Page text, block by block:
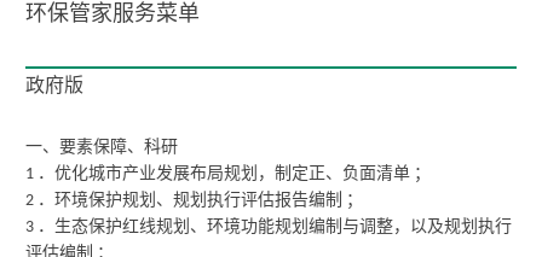
环保管家服务菜单
政府版
一、 要素保障、科研
1 ．优化城市产业发展布局规划，制定正、负面清单 ；
2 ．环境保护规划、规划执行评估报告编制 ；
3 ．生态保护红线规划、环境功能规划编制与调整，以及规划执行
评估编制 ；